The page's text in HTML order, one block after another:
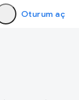
Oturum aç